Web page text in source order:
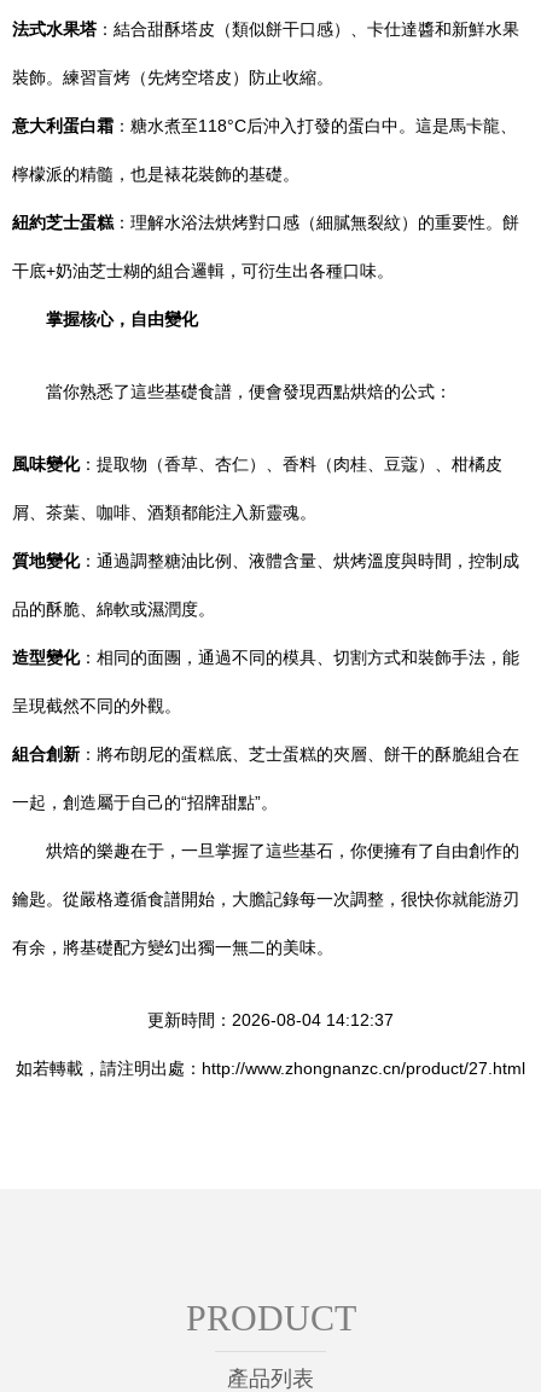
法式水果塔 ：結合甜酥塔皮（類似餅干口感）、卡仕達醬和新鮮水果
裝飾。練習盲烤（先烤空塔皮）防止收縮。
意大利蛋白霜 ：糖水煮至118°C后沖入打發的蛋白中。這是馬卡龍、
檸檬派的精髓，也是裱花裝飾的基礎。
紐約芝士蛋糕 ：理解水浴法烘烤對口感（細膩無裂紋）的重要性。餅
干底+奶油芝士糊的組合邏輯，可衍生出各種口味。
掌握核心，自由變化
當你熟悉了這些基礎食譜，便會發現西點烘焙的公式：
風味變化：提取物（香草、杏仁）、香料（肉桂、豆蔻）、柑橘皮
屑、茶葉、咖啡、酒類都能注入新靈魂。
質地變化：通過調整糖油比例、液體含量、烘烤溫度與時間，控制成
品的酥脆、綿軟或濕潤度。
造型變化：相同的面團，通過不同的模具、切割方式和裝飾手法，能
呈現截然不同的外觀。
組合創新 ：將布朗尼的蛋糕底、芝士蛋糕的夾層、餅干的酥脆組合在
一起，創造屬于自己的“招牌甜點”。
烘焙的樂趣在于，一旦掌握了這些基石，你便擁有了自由創作的
鑰匙。從嚴格遵循食譜開始，大膽記錄每一次調整，很快你就能游刃
有余，將基礎配方變幻出獨一無二的美味。
更新時間：2026-08-04 14:12:37
如若轉載，請注明出處：http://www.zhongnanzc.cn/product/27.html
PRODUCT
產品列表